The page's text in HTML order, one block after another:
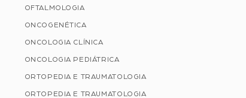
OFTALMOLOGIA
ONCOGENÉTICA
ONCOLOGIA CLÍNICA
ONCOLOGIA PEDIÁTRICA
ORTOPEDIA E TRAUMATOLOGIA
ORTOPEDIA E TRAUMATOLOGIA